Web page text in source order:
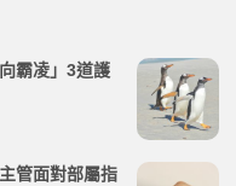
霸凌」3道護
管面對部屬指